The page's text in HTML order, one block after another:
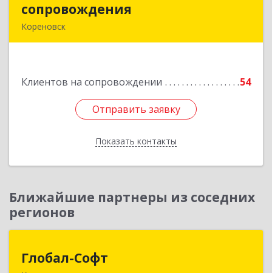
сопровождения
Кореновск
Клиентов на сопровождении 54
Отправить заявку
Показать контакты
Отправить заявку
Назад
Ближайшие партнеры из соседних
регионов
Глобал-Софт